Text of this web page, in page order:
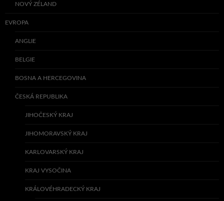
NOVÝ ZÉLAND
EVROPA
ANGLIE
BELGIE
BOSNA A HERCEGOVINA
ČESKÁ REPUBLIKA
JIHOČESKÝ KRAJ
JIHOMORAVSKÝ KRAJ
KARLOVARSKÝ KRAJ
KRAJ VYSOČINA
KRÁLOVÉHRADECKÝ KRAJ